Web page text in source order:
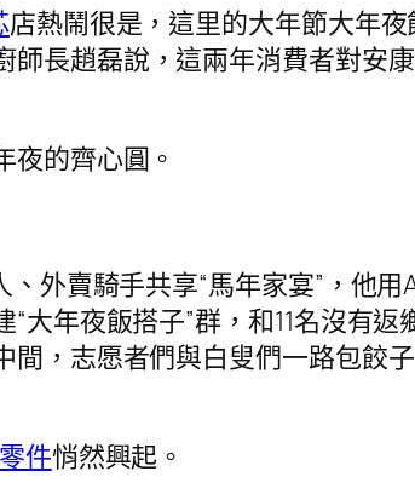
店熱鬧很是，這里的大年節大年
師長趙磊說，這兩年消費者對安
夜的齊心圓。
外賣騎手共享“馬年家宴”，他
大年夜飯搭子”群，和11名沒有
，志愿者們與白叟們一路包餃
件悄然興起。